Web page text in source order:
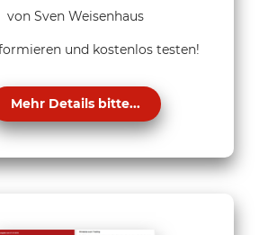
von Sven Weisenhaus
und kostenlos testen!
Mehr Details bitte...